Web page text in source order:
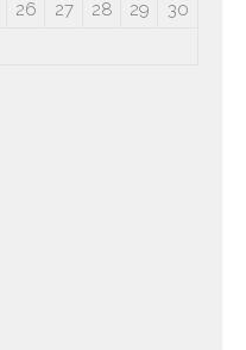
26 27 28 29
30